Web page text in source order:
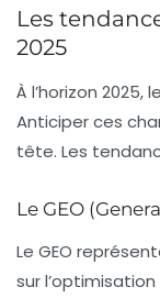
Les
2025
À l’horizon 2025,
Anticiper ces
tête. Les
Le GEO
Le GEO
sur